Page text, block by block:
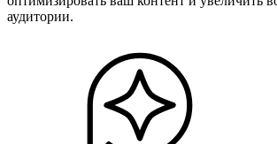
аудитории.